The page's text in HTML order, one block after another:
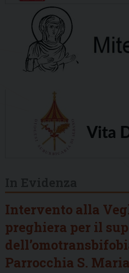
Intervento alla
preghiera per il
Parrocchia S.